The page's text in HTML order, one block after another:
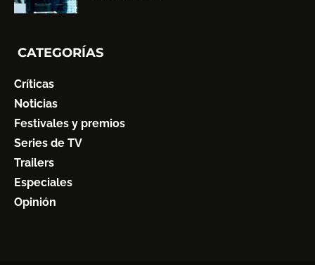
CATEGORÍAS
Críticas
Noticias
Festivales y premios
Series de TV
Trailers
Especiales
Opinión